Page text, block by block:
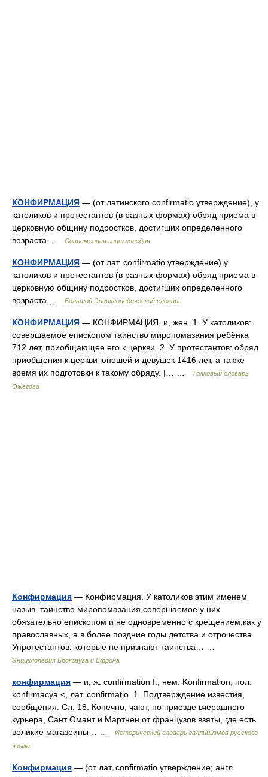
КОНФИРМАЦИЯ — (от латинского confirmatio утверждение), у
католиков и протестантов (в разных формах) обряд приема в
церковную общину подростков, достигших определенного
возраста …
Современная энциклопедия
КОНФИРМАЦИЯ — (от лат. confirmatio утверждение) у
католиков и протестантов (в разных формах) обряд приема в
церковную общину подростков, достигших определенного
возраста …
Большой Энциклопедический словарь
КОНФИРМАЦИЯ — КОНФИРМАЦИЯ, и, жен. 1. У католиков:
совершаемое епископом таинство миропомазания ребёнка
712 лет, приобщающее его к церкви. 2. У протестантов: обряд
приобщения к церкви юношей и девушек 1416 лет, а также
время их подготовки к такому обряду. |… …
Толковый словарь
Ожегова
Конфирмация — Конфирмация. У католиков этим именем
назыв. таинство миропомазания,совершаемое у них
обязательно епископом и не одновременно с крещением,как у
православных, а в более поздние годы детства и отрочества.
Упротестантов, которые не признают таинства… …
Энциклопедия Брокгауза и Ефрона
конфирмация — и, ж. confirmation f., нем. Konfirmation, пол.
konfirmacya <, лат. confirmatio. 1. Подтверждение известия,
сообщения. Сл. 18. Конечно, чают, по приезде вчерашнего
курьера, Сант Омант и Мартнен от французов взяты, где есть
великие магазеины… …
Исторический словарь галлицизмов русского
языка
Конфирмация — (от лат. confirmatio утверждение; англ.